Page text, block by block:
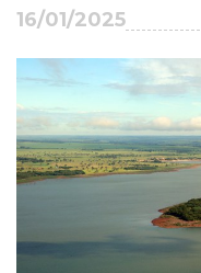
16/01/2025